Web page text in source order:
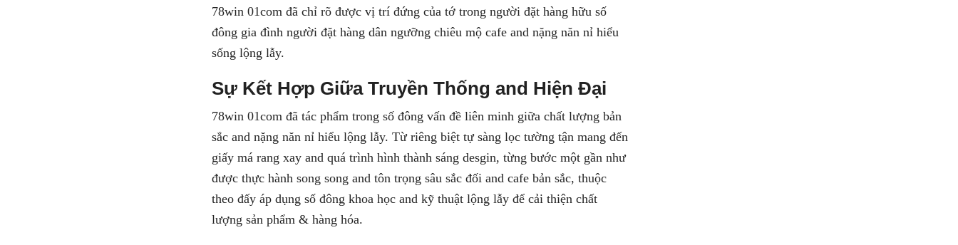
78win 01com đã chỉ rõ được vị trí đứng của tớ trong người đặt hàng hữu số
đông gia đình người đặt hàng dân ngưỡng chiêu mộ cafe and nặng năn nỉ hiểu
sống lộng lẫy.
Sự Kết Hợp Giữa Truyền Thống and Hiện Đại
78win 01com đã tác phẩm trong số đông vấn đề liên minh giữa chất lượng bản
sắc and nặng năn nỉ hiểu lộng lẫy. Từ riêng biệt tự sàng lọc tường tận mang đến
giấy má rang xay and quá trình hình thành sáng desgin, từng bước một gần như
được thực hành song song and tôn trọng sâu sắc đối and cafe bản sắc, thuộc
theo đấy áp dụng số đông khoa học and kỹ thuật lộng lẫy để cải thiện chất
lượng sản phẩm & hàng hóa.